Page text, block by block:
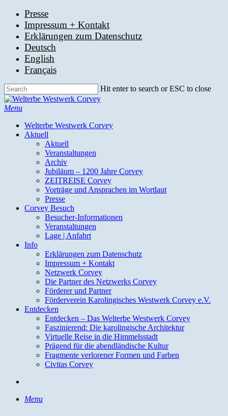
Skip
content
Presse
Impressum + Kontakt
Erklärungen zum Datenschutz
Deutsch
English
Français
Hit enter to search or ESC to close
Close
Search
search
Menu
Welterbe Westwerk Corvey
Aktuell
Aktuell
Veranstaltungen
Archiv
Jubiläum – 1200 Jahre Corvey
ZEITREISE Corvey
Vorträge und Ansprachen im Wortlaut
Presse
Corvey Besuch
Besucher-Informationen
Veranstaltungen
Lage | Anfahrt
Info
Erklärungen zum Datenschutz
Impressum + Kontakt
Netzwerk Corvey
Die Partner des Netzwerks Corvey
Förderer und Partner
Förderverein Karolingisches Westwerk Corvey e.V.
Entdecken
Entdecken – Das Welterbe Westwerk Corvey
Faszinierend: Die karolingische Architektur
Virtuelle Reise in die Himmelsstadt
Prägend für die abendländische Kultur
Fragmente verlorener Formen und Farben
Civitas Corvey
Menu